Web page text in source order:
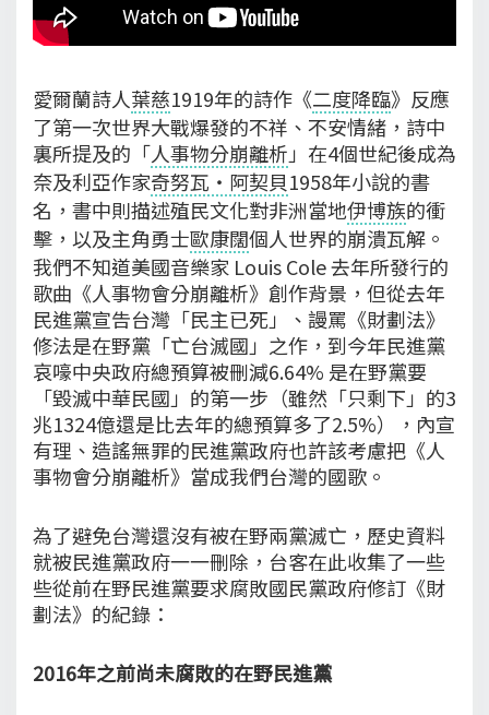
愛爾蘭詩人葉慈1919年的詩作《二度降臨》反應
了第一次世界大戰爆發的不祥、不安情緒，詩中
裏所提及的「人事物分崩離析 」在4個世紀後成為
奈及利亞作家奇努瓦‧阿契貝1958年小說的書
名，書中則描述殖民文化對非洲當地伊博族的衝
擊，以及主角勇士歐康闊個人世界的崩潰瓦解。
我們不知道美國音樂家 Louis Cole 去年所發行的
歌曲《人事物會分崩離析》創作背景，但從去年
民進黨宣告台灣「民主已死」、謾罵《財劃法》
修法是在野黨「亡台滅國」之作，到今年民進黨
哀嚎中央政府總預算被刪減6.64% 是在野黨要
「毀滅中華民國」的第一步（雖然「只剩下」的3
兆1324億還是比去年的總預算多了2.5%），內宣
有理、造謠無罪的民進黨政府也許該考慮把《人
事物會分崩離析》當成我們台灣的國歌。
為了避免台灣還沒有被在野兩黨滅亡，歷史資料
就被民進黨政府一一刪除，台客在此收集了一些
些從前在野民進黨要求腐敗國民黨政府修訂《財
劃法》的紀錄：
2016年之前尚未腐敗的在野民進黨